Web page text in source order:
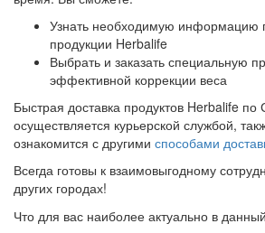
Узнать необходимую информацию
продукции Herbalife
Выбрать и заказать специальную
эффективной коррекции веса
Быстрая доставка продуктов Herbalife
осуществляется курьерской службой,
ознакомится с другими способами
Всегда готовы к взаимовыгодному
других городах!
Что для вас наиболее актуально в